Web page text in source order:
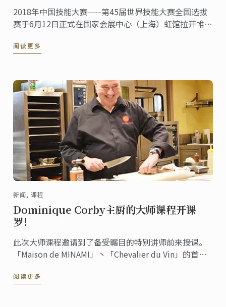
2018年中国技能大赛——第45届世界技能大赛全国选拔
赛于6月12日正式在国家会展中心（上海）虹馆拉开帷
队，共约900名选手，在34个技能比赛项目中一展身
阅读更多
新闻, 课程
Dominique Corby主厨的大师课程开课
罗！
此次大师课程邀请到了备受瞩目的特别讲师前来授课。
「Maison de MINAMI」丶「Chevalier du Vin」的首席
阅读更多